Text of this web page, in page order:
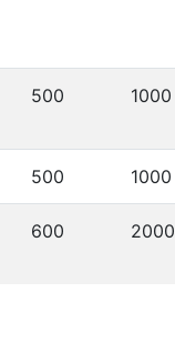
500 1000
500 1000
600 2000